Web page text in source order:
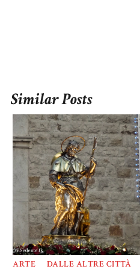
Similar Posts
ARTE DALLE ALTRE CITTÀ